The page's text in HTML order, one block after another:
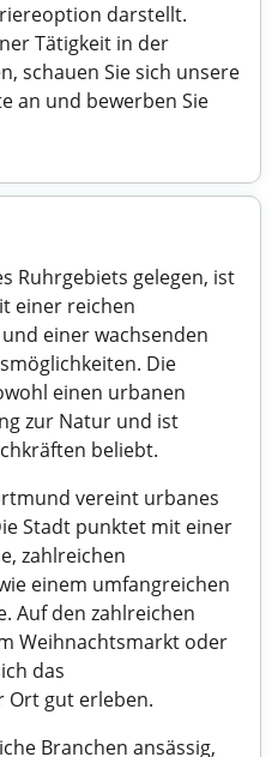
darstellt.
Tätigkeit in der
schauen Sie sich unsere
an und bewerben Sie
Ruhrgebiets gelegen, ist
einer reichen
einer wachsenden
Die
einen urbanen
zur Natur und ist
beliebt.
vereint urbanes
Stadt punktet mit einer
zahlreichen
einem umfangreichen
Auf den zahlreichen
Weihnachtsmarkt oder
das
Ort gut erleben.
Branchen ansässig,